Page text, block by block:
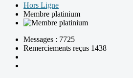
Hors Ligne
Membre platinium
Messages : 7725
Remerciements reçus 1438